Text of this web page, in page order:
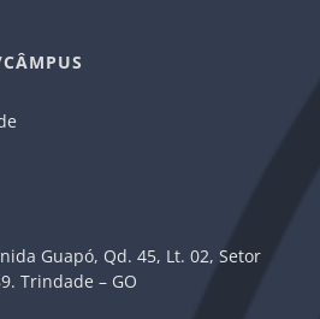
Guapó, Qd. 45, Lt. 02, Setor
Trindade – GO